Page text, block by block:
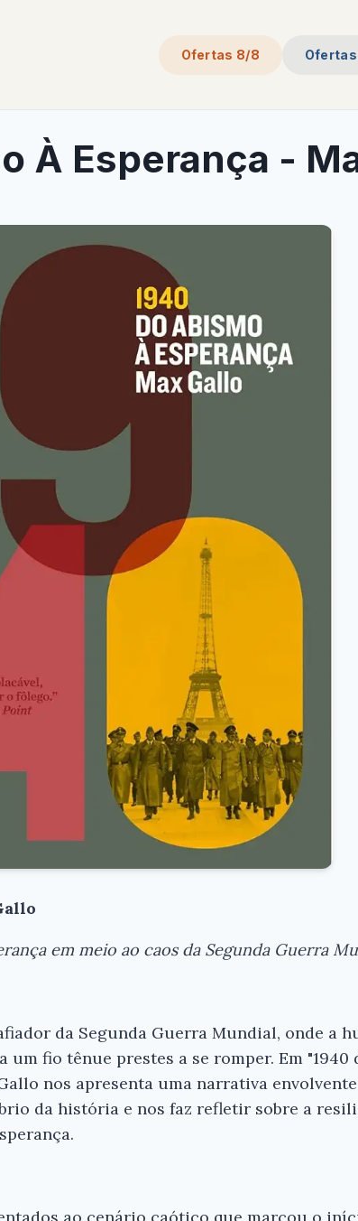
Ofertas 8/8
À Esperança -
em meio ao caos da Segunda Guerra
da Segunda Guerra Mundial, onde a
fio tênue prestes a se romper. Em "1940
nos apresenta uma narrativa
da história e nos faz refletir sobre a